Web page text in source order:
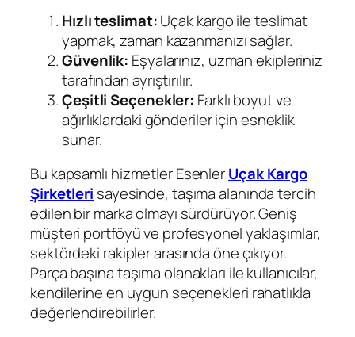
Hızlı teslimat:Uçak kargo ile teslimat
yapmak, zaman kazanmanızı sağlar.
Güvenlik: Eşyalarınız, uzman ekipleriniz
tarafından ayrıştırılır.
Çeşitli Seçenekler: Farklı boyut ve
ağırlıklardaki gönderiler için esneklik
sunar.
Bu kapsamlı hizmetler EsenlerUçak Kargo
Şirketleri sayesinde, taşıma alanında tercih
edilen bir marka olmayı sürdürüyor. Geniş
müşteri portföyü ve profesyonel yaklaşımlar,
sektördeki rakipler arasında öne çıkıyor.
Parça başına taşıma olanakları ile kullanıcılar,
kendilerine en uygun seçenekleri rahatlıkla
değerlendirebilirler.